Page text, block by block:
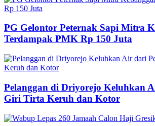
PG Gelontor Peternak Sapi Mitra
Terdampak PMK Rp 150 Juta
Pelanggan di Driyorejo Keluhkan
Giri Tirta Keruh dan Kotor